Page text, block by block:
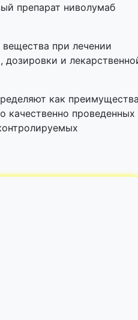
препарат ниволумаб
при лечении
дозировки и
как
качественно проведенных